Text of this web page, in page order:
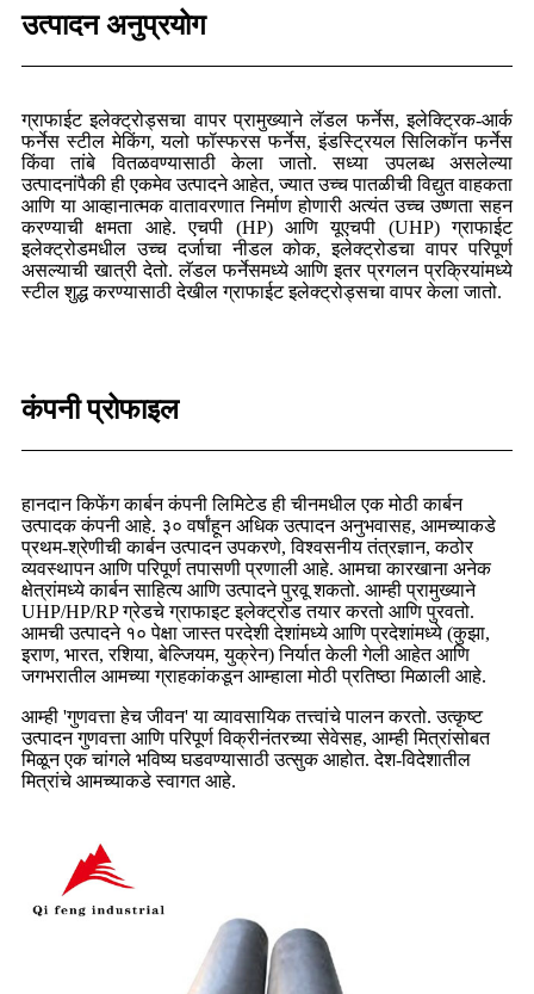
उत्पादन अनुप्रयोग
ग्राफाईट इलेक्ट्रोड्सचा वापर प्रामुख्याने लॅडल फर्नेस, इलेक्ट्रिक-आर्क
फर्नेस स्टील मेकिंग, यलो फॉस्फरस फर्नेस, इंडस्ट्रियल सिलिकॉन फर्नेस
किंवा तांबे वितळवण्यासाठी केला जातो. सध्या उपलब्ध असलेल्या
उत्पादनांपैकी ही एकमेव उत्पादने आहेत, ज्यात उच्च पातळीची विद्युत वाहकता
आणि या आव्हानात्मक वातावरणात निर्माण होणारी अत्यंत उच्च उष्णता सहन
करण्याची क्षमता आहे. एचपी (HP) आणि यूएचपी (UHP) ग्राफाईट
इलेक्ट्रोडमधील उच्च दर्जाचा नीडल कोक, इलेक्ट्रोडचा वापर परिपूर्ण
असल्याची खात्री देतो. लॅडल फर्नेसमध्ये आणि इतर प्रगलन प्रक्रियांमध्ये
स्टील शुद्ध करण्यासाठी देखील ग्राफाईट इलेक्ट्रोड्सचा वापर केला जातो.
कंपनी प्रोफाइल
हानदान किफेंग कार्बन कंपनी लिमिटेड ही चीनमधील एक मोठी कार्बन
उत्पादक कंपनी आहे. ३० वर्षांहून अधिक उत्पादन अनुभवासह, आमच्याकडे
प्रथम-श्रेणीची कार्बन उत्पादन उपकरणे, विश्वसनीय तंत्रज्ञान, कठोर
व्यवस्थापन आणि परिपूर्ण तपासणी प्रणाली आहे. आमचा कारखाना अनेक
क्षेत्रांमध्ये कार्बन साहित्य आणि उत्पादने पुरवू शकतो. आम्ही प्रामुख्याने
UHP/HP/RP ग्रेडचे ग्राफाइट इलेक्ट्रोड तयार करतो आणि पुरवतो.
आमची उत्पादने १० पेक्षा जास्त परदेशी देशांमध्ये आणि प्रदेशांमध्ये (कुझा,
इराण, भारत, रशिया, बेल्जियम, युक्रेन) निर्यात केली गेली आहेत आणि
जगभरातील आमच्या ग्राहकांकडून आम्हाला मोठी प्रतिष्ठा मिळाली आहे.
आम्ही 'गुणवत्ता हेच जीवन' या व्यावसायिक तत्त्वांचे पालन करतो. उत्कृष्ट
उत्पादन गुणवत्ता आणि परिपूर्ण विक्रीनंतरच्या सेवेसह, आम्ही मित्रांसोबत
मिळून एक चांगले भविष्य घडवण्यासाठी उत्सुक आहोत. देश-विदेशातील
मित्रांचे आमच्याकडे स्वागत आहे.